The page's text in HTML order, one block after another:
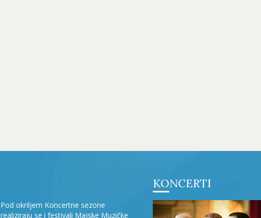
Pod okriljem Koncertne sezone
realiziraju se i festivali Majske Muzičke
KONCERTI